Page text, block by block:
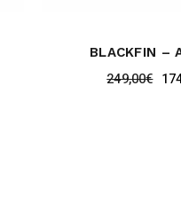
BLACKFIN –
249,00€